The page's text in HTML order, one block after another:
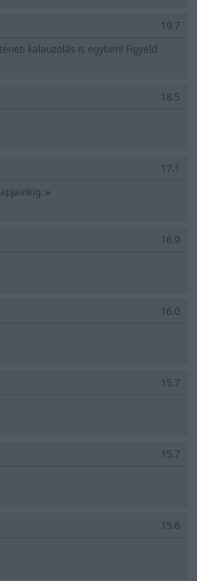
19.7
kalauzolás is egyben! Figyeld
18.5
17.1
»
16.9
16.0
15.7
15.7
15.6